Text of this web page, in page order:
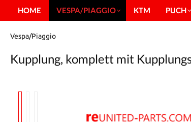
HOME VESPA/PIAGGIO KTM PUCH
Vespa/Piaggio
Kupplung, komplett mit